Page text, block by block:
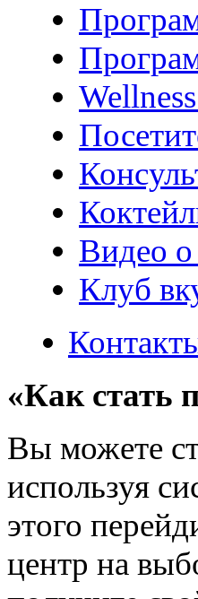
Видео о
Клуб
«Как стать
Вы можете
используя
этого
центр на